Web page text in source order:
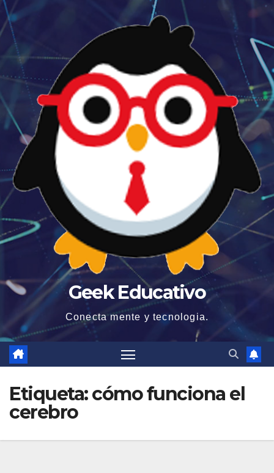
Geek Educativo
Conecta mente y tecnologia.
Etiqueta:cómo funciona el
cerebro